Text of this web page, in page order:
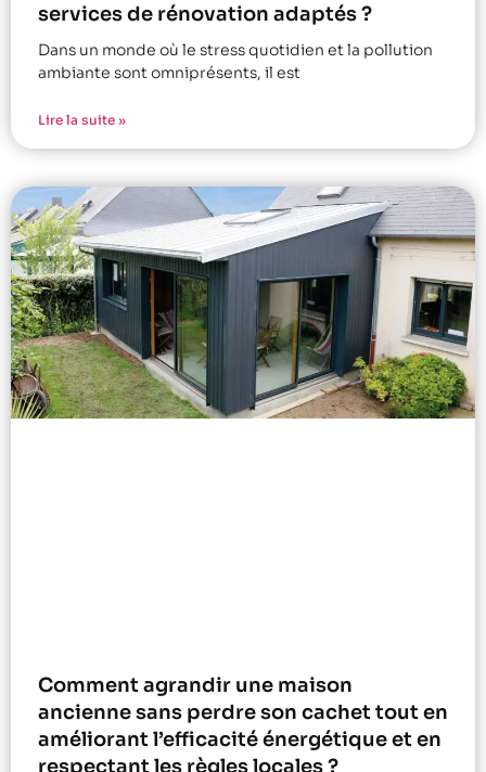
services de rénovation adaptés ?
Dans un monde où le stress quotidien et la pollution
ambiante sont omniprésents, il est
Lire la suite »
Comment agrandir une maison
ancienne sans perdre son cachet tout en
améliorant l’efficacité énergétique et en
respectant les règles locales ?